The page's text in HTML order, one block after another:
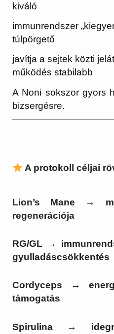
kiváló
immunrendszer
túlpörgető
javítja a sejtek közti
működés stabilabb
A Noni sokszor gyors
bizsergésre.
A protokoll céljai
Lion’s Mane →
regenerációja
RG/GL →
gyulladáscsökkentés
Cordyceps →
támogatás
Spirulina →